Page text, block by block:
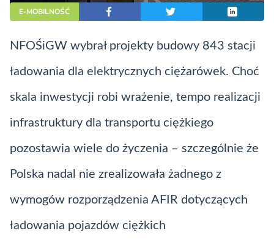
E-MOBILNOŚĆ
NFOŚiGW wybrał projekty budowy 843 stacji
ładowania dla elektrycznych ciężarówek. Choć
skala inwestycji robi wrażenie, tempo realizacji
infrastruktury dla transportu ciężkiego
pozostawia wiele do życzenia – szczególnie że
Polska nadal nie zrealizowała żadnego z
wymogów rozporządzenia AFIR dotyczących
ładowania pojazdów ciężkich